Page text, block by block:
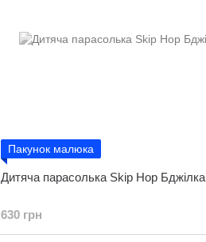
Пакунок малюка
Дитяча парасолька Skip Hop Бджілка
630 грн